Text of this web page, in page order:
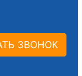
ЗВОНОК